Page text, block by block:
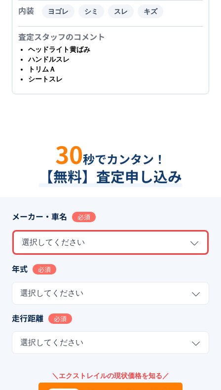
内装 ヨゴレ シミ スレ キズ
査定スタッフのコメント
ヘッドライト黄ばみ
ハンドルスレ
トリムＡ
シートスレ
30秒でカンタン！
【無料】査定申し込み
メーカー・車名 必須
選択してください
年式 必須
選択してください
走行距離 必須
選択してください
＼エクストレイルの現状価格を知る／